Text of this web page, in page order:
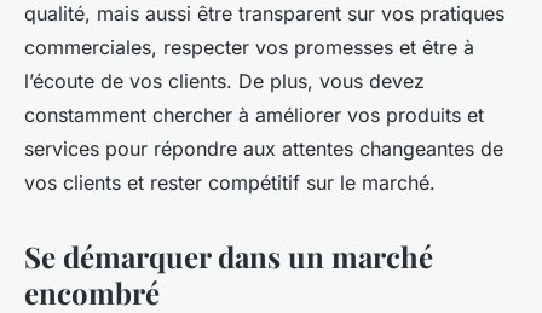
qualité, mais aussi être transparent sur vos pratiques
commerciales, respecter vos promesses et être à
l’écoute de vos clients. De plus, vous devez
constamment chercher à améliorer vos produits et
services pour répondre aux attentes changeantes de
vos clients et rester compétitif sur le marché.
Se démarquer dans un marché
encombré